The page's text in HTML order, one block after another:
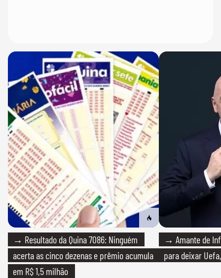
→ Resultado da Quina 7086: Ninguém
acerta as cinco dezenas e prêmio acumula
em R$ 1,5 milhão
→ Amante de
para deixar